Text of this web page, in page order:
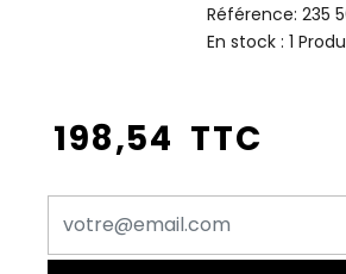
Référence:235
En stock :1
198,54 TTC